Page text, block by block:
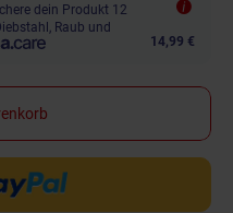
dein Produkt 12
Raub und
14,99 €